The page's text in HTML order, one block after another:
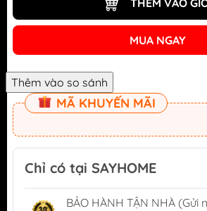
THÊM VÀO
MUA NGAY
MÃ KHUYẾN MÃI
Chỉ có tại SAYHOME
BẢO HÀNH TẬN NHÀ (Gửi